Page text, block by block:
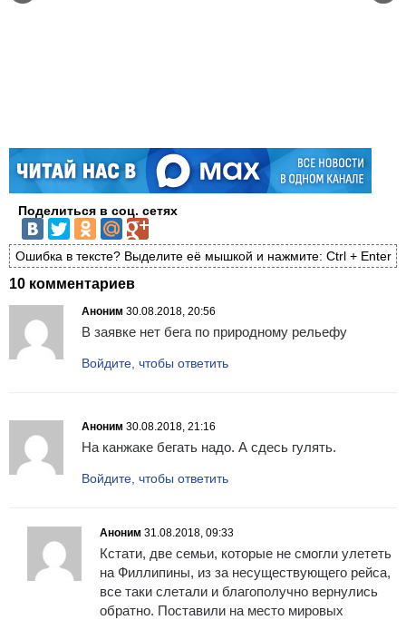
Поделиться в соц. сетях
Ошибка в тексте? Выделите её мышкой и нажмите: Ctrl + Enter
10 комментариев
Аноним 30.08.2018, 20:56
В заявке нет бега по природному рельефу
Войдите, чтобы ответить
Аноним 30.08.2018, 21:16
На канжаке бегать надо. А сдесь гулять.
Войдите, чтобы ответить
Аноним 31.08.2018, 09:33
Кстати, две семьи, которые не смогли улететь
на Филлипины, из за несуществующего рейса,
все таки слетали и благополучно вернулись
обратно. Поставили на место мировых